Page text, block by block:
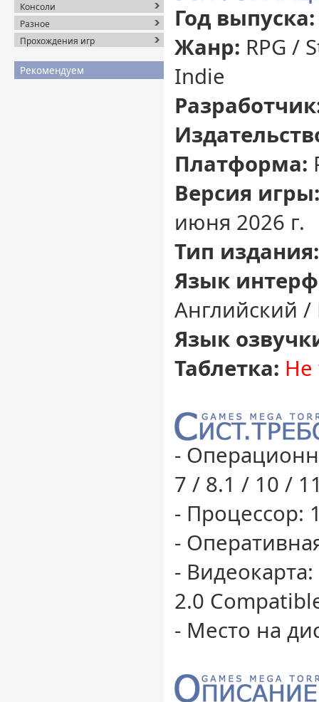
Консоли
Разное
Прохождения игр
Рекомендуем
Год выпуска:
Жанр: RPG /
Indie
Платформа:
Версия игры:
июня 2026 г.
Тип издания:
Язык
Английский /
Язык
Таблетка: Не
-
7 / 8.1 / 10 /
- Процессор:
-
-
2.0
- Место на